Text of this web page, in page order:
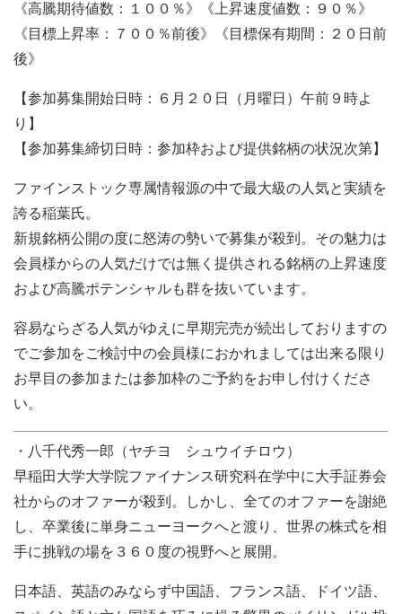
《高騰期待値数：１００％》《上昇速度値数：９０％》
《目標上昇率：７００％前後》《目標保有期間：２０日前
後》
【参加募集開始日時：６月２０日（月曜日）午前９時よ
り】
【参加募集締切日時：参加枠および提供銘柄の状況次第】
ファインストック専属情報源の中で最大級の人気と実績を
誇る稲葉氏。
新規銘柄公開の度に怒涛の勢いで募集が殺到。その魅力は
会員様からの人気だけでは無く提供される銘柄の上昇速度
および高騰ポテンシャルも群を抜いています。
容易ならざる人気がゆえに早期完売が続出しておりますの
でご参加をご検討中の会員様におかれましては出来る限り
お早目の参加または参加枠のご予約をお申し付けくださ
い。
・八千代秀一郎（ヤチヨ シュウイチロウ）
早稲田大学大学院ファイナンス研究科在学中に大手証券会
社からのオファーが殺到。しかし、全てのオファーを謝絶
し、卒業後に単身ニューヨークへと渡り、世界の株式を相
手に挑戦の場を３６０度の視野へと展開。
日本語、英語のみならず中国語、フランス語、ドイツ語、